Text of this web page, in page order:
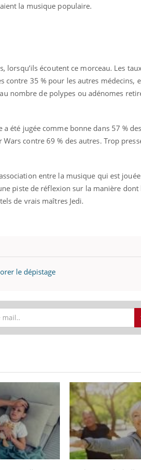
la musique populaire.
lorsqu’ils écoutent ce morceau. Les
35 % pour les autres médecins,
nombre de polypes ou adénomes
été jugée comme bonne dans 57 %
contre 69 % des autres. Trop
entre la musique qui est
piste de réflexion sur la manière dont
de vrais maîtres Jedi.
le dépistage